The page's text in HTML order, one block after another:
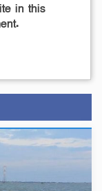
in this